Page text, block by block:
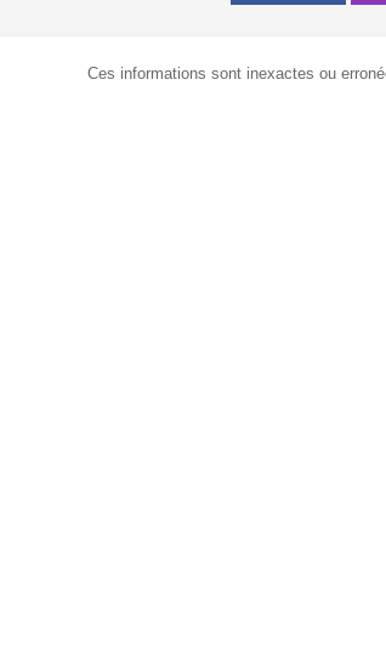
Ces informations sont inexactes ou